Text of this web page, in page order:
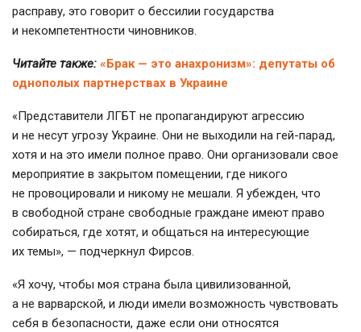
расправу, это говорит о бессилии государства
и некомпетентности чиновников.
Читайте также: «Брак — это анахронизм»: депутаты об
однополых партнерствах в Украине
«Представители ЛГБТ не пропагандируют агрессию
и не несут угрозу Украине. Они не выходили на гей-парад,
хотя и на это имели полное право. Они организовали свое
мероприятие в закрытом помещении, где никого
не провоцировали и никому не мешали. Я убежден, что
в свободной стране свободные граждане имеют право
собираться, где хотят, и общаться на интересующие
их темы», — подчеркнул Фирсов.
«Я хочу, чтобы моя страна была цивилизованной,
а не варварской, и люди имели возможность чувствовать
себя в безопасности, даже если они относятся